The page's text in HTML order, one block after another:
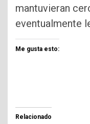
mantuvieran
eventualmente
Me gusta esto:
Relacionado